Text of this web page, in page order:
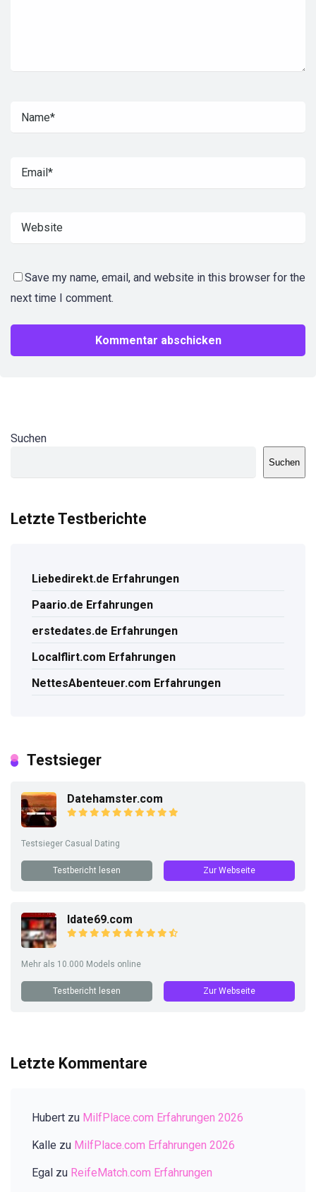
Save my name, email, and website in this browser for the
next time I comment.
Suchen
Suchen
Letzte Testberichte
Liebedirekt.de Erfahrungen
Paario.de Erfahrungen
erstedates.de Erfahrungen
Localflirt.com Erfahrungen
NettesAbenteuer.com Erfahrungen
Testsieger
Datehamster.com
Testsieger Casual Dating
Testbericht lesen Zur Webseite
Idate69.com
Mehr als 10.000 Models online
Testbericht lesen Zur Webseite
Letzte Kommentare
Hubert zu MilfPlace.com Erfahrungen 2026
Kalle zu MilfPlace.com Erfahrungen 2026
Egal zu ReifeMatch.com Erfahrungen